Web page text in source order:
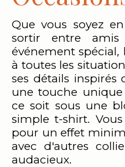
Que vous soyez
sortir entre
événement spécial,
à toutes les
ses détails
une touche unique
ce soit sous une
simple t-shirt.
pour un effet
avec d'autres
audacieux.